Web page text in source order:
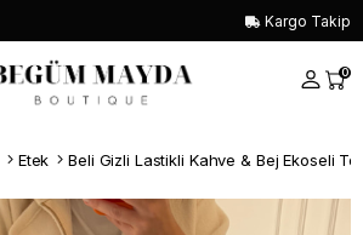
Kargo Takip
0
Etek Beli Gizli Lastikli Kahve & Bej Ekoseli